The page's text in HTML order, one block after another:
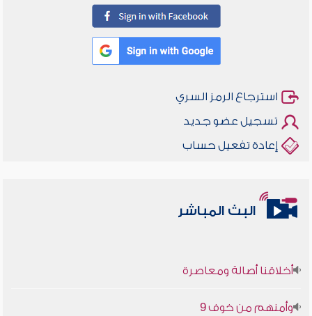
استرجاع الرمز السري
تسجيل عضو جديد
إعادة تفعيل حساب
البث المباشر
أخلاقنا أصالة ومعاصرة
وأمنهم من خوف 9